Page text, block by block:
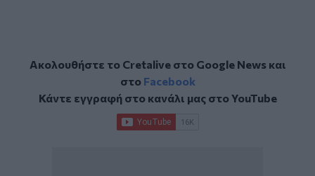
Ακολουθήστε το Cretalive στο Google Newsκαι
στο Facebook
Κάντε εγγραφή στο κανάλι μας στοYouTube